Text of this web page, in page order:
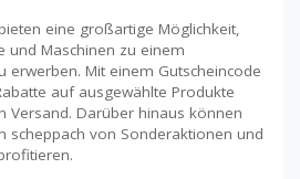
eine großartige Möglichkeit,
und Maschinen zu einem
erwerben. Mit einem Gutscheincode
auf ausgewählte Produkte
Versand. Darüber hinaus können
scheppach von Sonderaktionen und